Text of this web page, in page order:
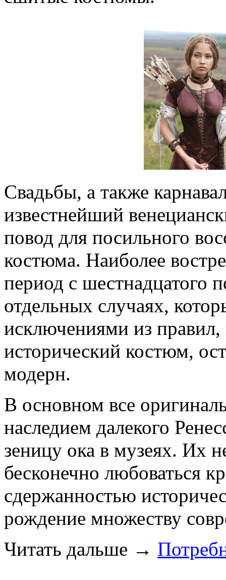
Свадьбы, а также
известнейший
повод для посильного
костюма. Наиболее
период с шестнадцатого
отдельных случаях,
исключениями из
исторический костюм,
модерн.
В основном все
наследием далекого
зеницу ока в музеях. Их
бесконечно любоваться
сдержанностью
рождение множеству
Читать дальше →